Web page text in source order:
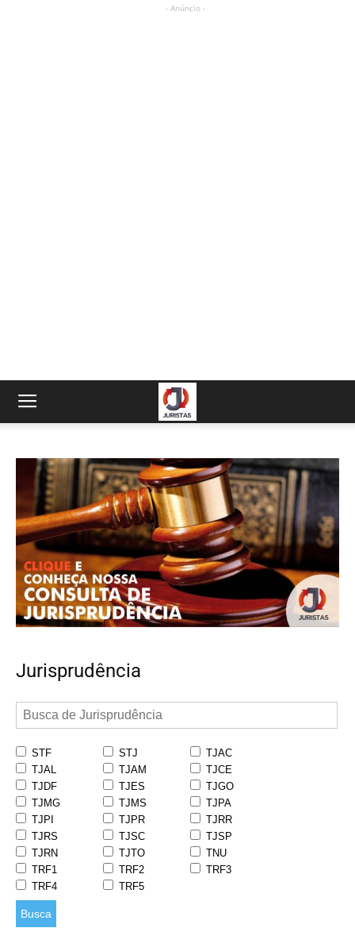
- Anúncio -
Jurisprudência
STF STJ
TJAC
TJAL
TJAM
TJCE
TJDF
TJES
TJGO
TJMG
TJMS
TJPA
TJPI
TJPR
TJRR
TJRS
TJSC
TJSP
TJRN
TJTO
TNU
TRF1
TRF2
TRF3
TRF4
TRF5
Busca